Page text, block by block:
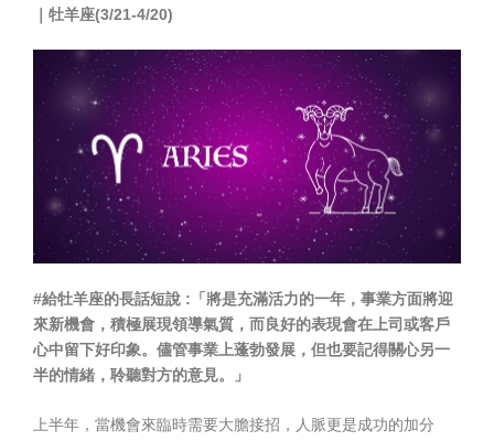
牡羊座(3/21-4/20)
#給牡羊座的長話短說 :「將是充滿活力的一年，事業方面將迎
來新機會，積極展現領導氣質，而良好的表現會在上司或客戶
心中留下好印象。儘管事業上蓬勃發展，但也要記得關心另一
半的情緒，聆聽對方的意見。」
上半年，當機會來臨時需要大膽接招，人脈更是成功的加分